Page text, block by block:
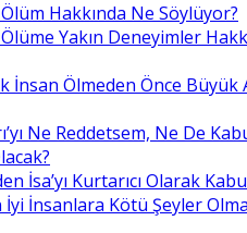
Hakkında Ne Söylüyor?
Yakın Deneyimler
İnsan Ölmeden Önce Büyük
Ne Reddetsem, Ne De
İsa’yı Kurtarıcı Olarak
İyi İnsanlara Kötü Şeyler